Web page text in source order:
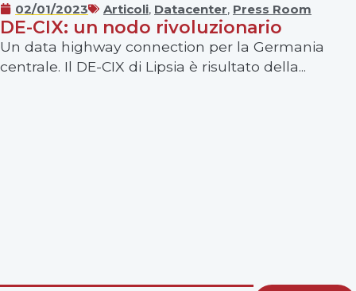
02/01/2023 Articoli, Datacenter, Press Room
DE-CIX: un nodo rivoluzionario
Un data highway connection per la Germania
centrale. Il DE-CIX di Lipsia è risultato della...